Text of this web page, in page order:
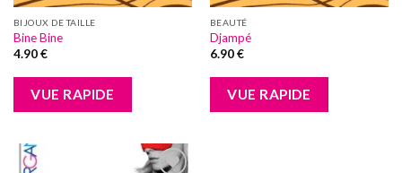
BIJOUX DE TAILLE
Bine Bine
4.90€
VUE RAPIDE
BEAUTÉ
Djampé
6.90€
VUE RAPIDE